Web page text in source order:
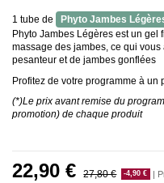
1 tube de Phyto Jambes
Phyto Jambes Légères est un
massage des jambes, ce qui
pesanteur et de jambes gonflées
Profitez de votre programme à un
(*)Le prix avant remise du
promotion) de chaque produit
22,90 € 27,80 € -4,90 € |